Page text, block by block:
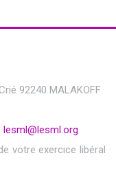
92240 MALAKOFF
lesml@lesml.org
votre exercice libéral